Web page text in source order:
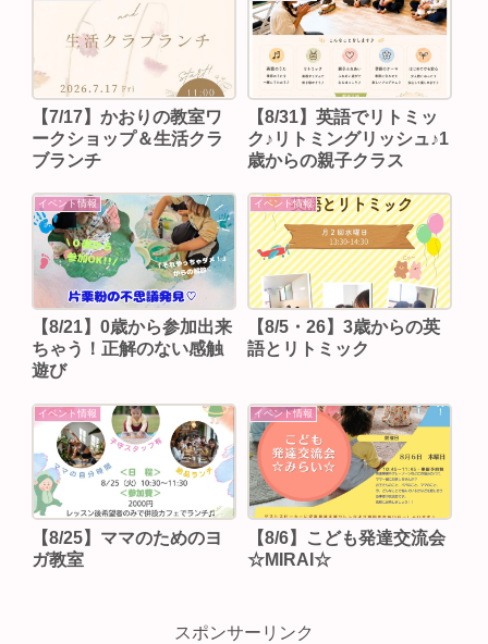
【7/17】かおりの教室ワ
ークショップ＆生活クラ
ブランチ
【8/31】英語でリトミッ
ク♪リトミングリッシュ♪1
歳からの親子クラス
イベント情報
【8/21】0歳から参加出来
ちゃう！正解のない感触
遊び
イベント情報
【8/5・26】3歳からの英
語とリトミック
イベント情報
【8/25】ママのためのヨ
ガ教室
イベント情報
【8/6】こども発達交流会
☆MIRAI☆
スポンサーリンク